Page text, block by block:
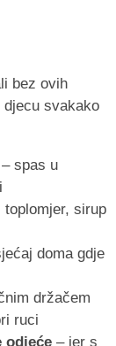
bez ovih
svakako
– spas u
sirup
doma gdje
držačem
ruci
odjeće – jer s